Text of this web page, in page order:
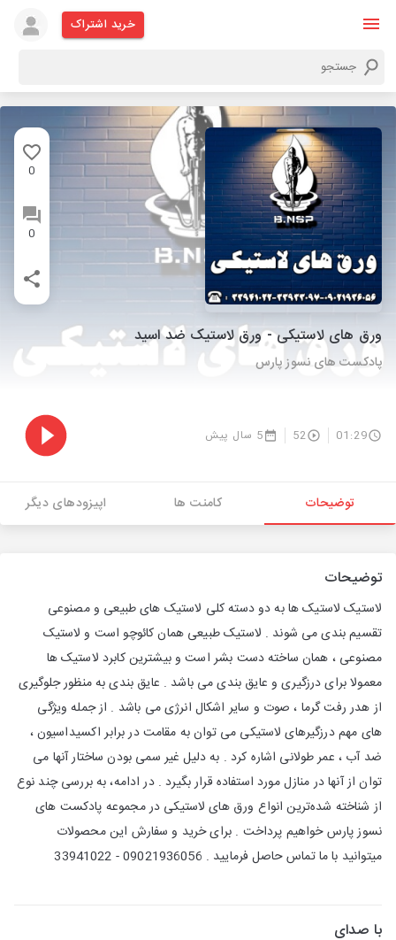
خرید اشتراک
0
0
ورق های لاستیکی - ورق لاستیک ضد اسید
پادکست های نسوز پارس
01:29
52 5 سال پیش
توضیحات کامنت ها اپیزودهای دیگر
توضیحات
لاستیک لاستیک ها به دو دسته کلی لاستیک های طبیعی و مصنوعی
تقسیم بندی می شوند . لاستیک طبیعی همان کائوچو است و لاستیک
مصنوعی ، همان ساخته دست بشر است و بیشترین کابرد لاستیک ها
معمولا برای درزگیری و عایق بندی می باشد . عایق بندی به منظور جلوگیری
از هدر رفت گرما ، صوت و سایر اشکال انرژی می باشد . از جمله ویژگی
های مهم درزگیرهای لاستیکی می توان به مقامت در برابر اکسیداسیون ،
ضد آب ، عمر طولانی اشاره کرد . به دلیل غیر سمی بودن ساختار آنها می
توان از آنها در منازل مورد استفاده قرار بگیرد . در ادامه، به بررسی چند نوع
از شناخته شده‌ترین انواع ورق های لاستیکی در مجموعه پادکست های
نسوز پارس خواهیم پرداخت . برای خرید و سفارش این محصولات
میتوانید با ما تماس حاصل فرمایید . 09021936056 - 33941022
با صدای